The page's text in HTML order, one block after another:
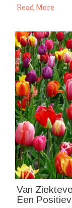
Read More
Van
Een